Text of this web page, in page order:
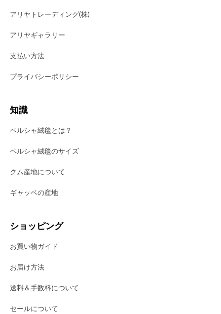
アリヤトレーディング(株)
アリヤギャラリー
支払い方法
プライバシーポリシー
知識
ペルシャ絨毯とは？
ペルシャ絨毯のサイズ
クム産地について
ギャッベの産地
ショッピング
お買い物ガイド
お届け方法
送料＆手数料について
セールについて